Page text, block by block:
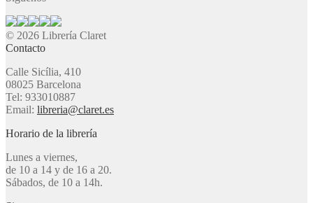
© 2026 Librería Claret
Contacto
Calle Sicília, 410
08025 Barcelona
Tel: 933010887
Email: libreria@claret.es
Horario de la librería
Lunes a viernes,
de 10 a 14 y de 16 a 20.
Sábados, de 10 a 14h.